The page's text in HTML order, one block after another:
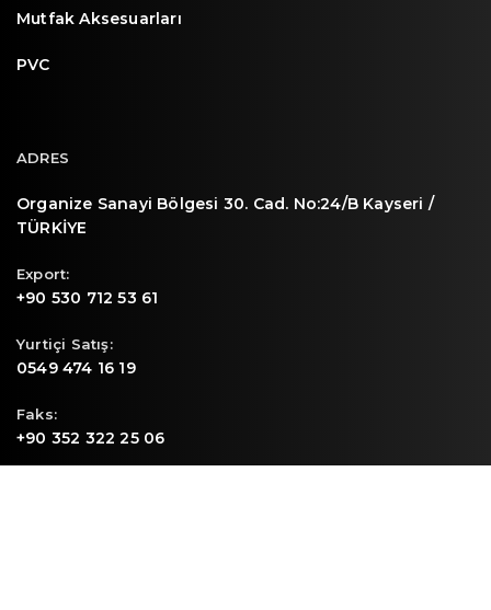
Mutfak Aksesuarları
PVC
ADRES
Organize Sanayi Bölgesi 30. Cad. No:24/B Kayseri /
TÜRKİYE
Export:
+90 530 712 53 61
Yurtiçi Satış:
0549 474 16 19
Faks:
+90 352 322 25 06